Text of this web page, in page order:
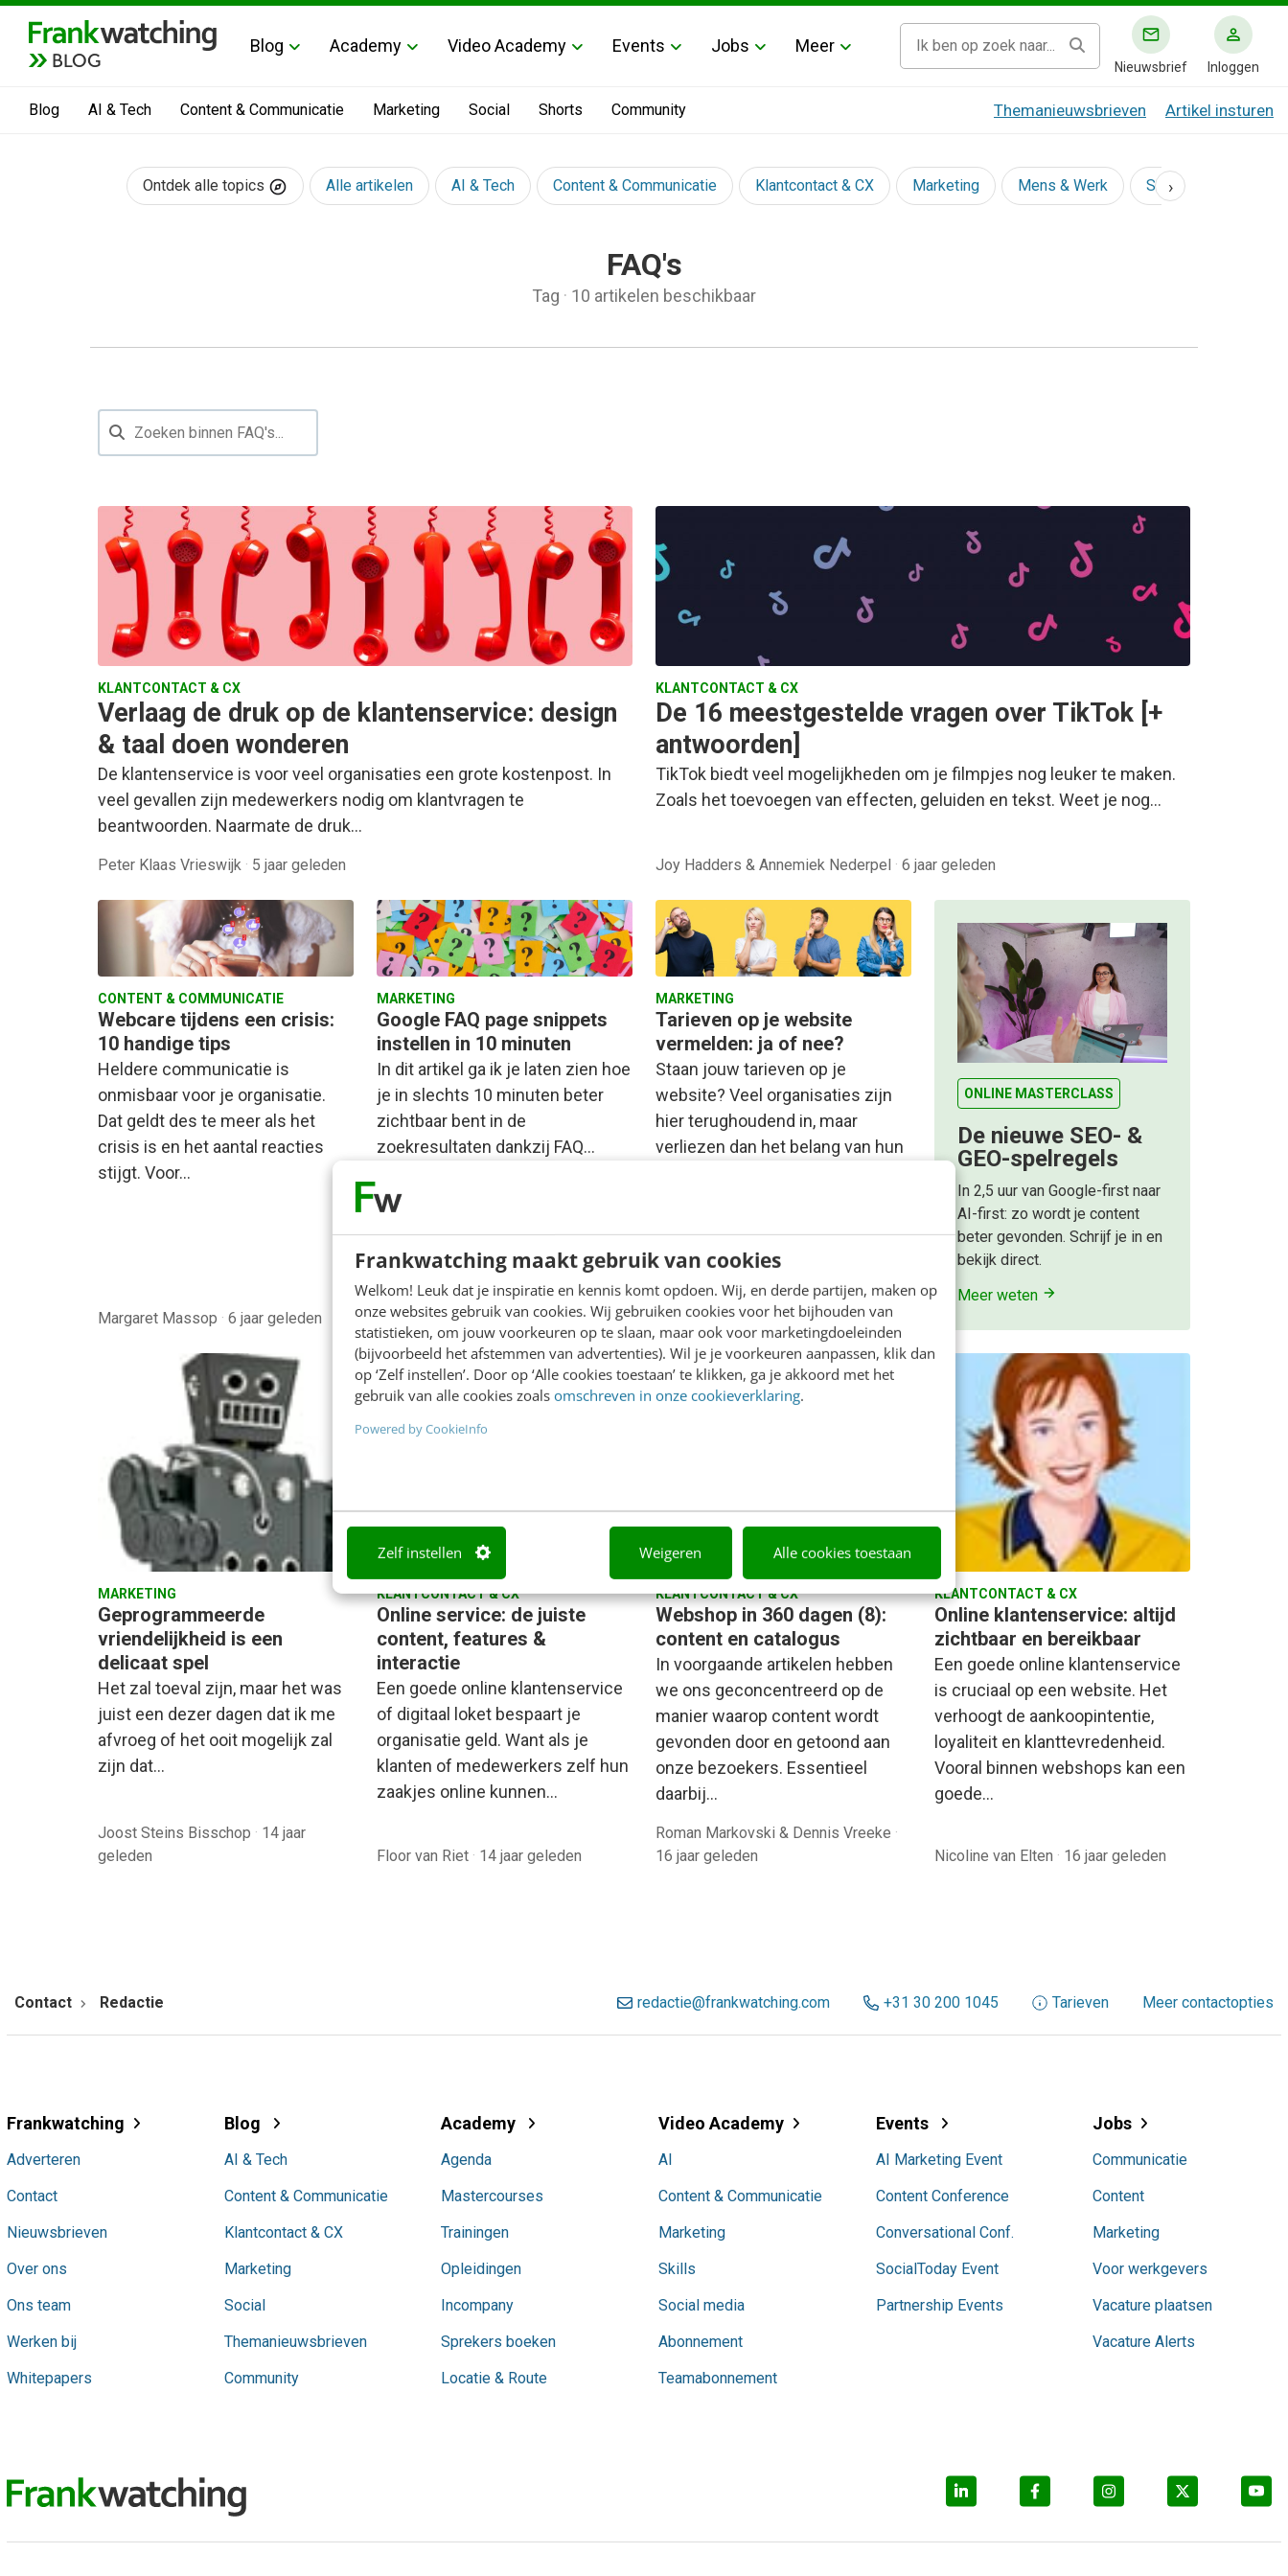
Frankwatching maakt gebruik van cookies
Welkom! Leuk dat je inspiratie en kennis komt opdoen. Wij, en derde partijen, maken op
onze websites gebruik van cookies. Wij gebruiken cookies voor het bijhouden van
statistieken, om jouw voorkeuren op te slaan, maar ook voor marketingdoeleinden
(bijvoorbeeld het afstemmen van advertenties). Wil je je voorkeuren aanpassen, klik dan
op ‘Zelf instellen’. Door op ‘Alle cookies toestaan’ te klikken, ga je akkoord met het
gebruik van alle cookies zoals omschreven in onze cookieverklaring.
Powered by CookieInfo
Zelf instellen Weigeren Alle cookies toestaan
BLOG
Blog Academy Video Academy Events Jobs Meer
Nieuwsbrief Inloggen
Blog AI & Tech Content & Communicatie Marketing Social Shorts Community Themanieuwsbrieven Artikel insturen
Ontdek alle topics Alle artikelen AI & Tech Content & Communicatie Klantcontact & CX Marketing Mens & Werk Social
›
FAQ's
Tag · 10 artikelen beschikbaar
KLANTCONTACT & CX
Verlaag de druk op de klantenservice: design
& taal doen wonderen
De klantenservice is voor veel organisaties een grote kostenpost. In
veel gevallen zijn medewerkers nodig om klantvragen te
beantwoorden. Naarmate de druk…
Peter Klaas Vrieswijk · 5 jaar geleden
KLANTCONTACT & CX
De 16 meestgestelde vragen over TikTok [+
antwoorden]
TikTok biedt veel mogelijkheden om je filmpjes nog leuker te maken.
Zoals het toevoegen van effecten, geluiden en tekst. Weet je nog…
Joy Hadders & Annemiek Nederpel · 6 jaar geleden
CONTENT & COMMUNICATIE
Webcare tijdens een crisis:
10 handige tips
Heldere communicatie is
onmisbaar voor je organisatie.
Dat geldt des te meer als het
crisis is en het aantal reacties
stijgt. Voor…
Margaret Massop · 6 jaar geleden
MARKETING
Google FAQ page snippets
instellen in 10 minuten
In dit artikel ga ik je laten zien hoe
je in slechts 10 minuten beter
zichtbaar bent in de
zoekresultaten dankzij FAQ…
Brent Maclaine Pont· 7 jaar geleden
MARKETING
Tarieven op je website
vermelden: ja of nee?
Staan jouw tarieven op je
website? Veel organisaties zijn
hier terughoudend in, maar
verliezen dan het belang van hun
Kelly de Greef· 7 jaar geleden
ONLINE MASTERCLASS
De nieuwe SEO- &
GEO-spelregels
In 2,5 uur van Google-first naar
AI-first: zo wordt je content
beter gevonden. Schrijf je in en
bekijk direct.
Meer weten
MARKETING
Geprogrammeerde
vriendelijkheid is een
delicaat spel
Het zal toeval zijn, maar het was
juist een dezer dagen dat ik me
afvroeg of het ooit mogelijk zal
zijn dat…
Joost Steins Bisschop · 14 jaar
geleden
KLANTCONTACT & CX
Online service: de juiste
content, features &
interactie
Een goede online klantenservice
of digitaal loket bespaart je
organisatie geld. Want als je
klanten of medewerkers zelf hun
zaakjes online kunnen…
Floor van Riet · 14 jaar geleden
KLANTCONTACT & CX
Webshop in 360 dagen (8):
content en catalogus
In voorgaande artikelen hebben
we ons geconcentreerd op de
manier waarop content wordt
gevonden door en getoond aan
onze bezoekers. Essentieel
daarbij…
Roman Markovski & Dennis Vreeke ·
16 jaar geleden
KLANTCONTACT & CX
Online klantenservice: altijd
zichtbaar en bereikbaar
Een goede online klantenservice
is cruciaal op een website. Het
verhoogt de aankoopintentie,
loyaliteit en klanttevredenheid.
Vooral binnen webshops kan een
goede…
Nicoline van Elten · 16 jaar geleden
Contact Redactie redactie@frankwatching.com +31 30 200 1045 Tarieven Meer contactopties
Frankwatching
Adverteren
Contact
Nieuwsbrieven
Over ons
Ons team
Werken bij
Whitepapers
Blog
AI & Tech
Content & Communicatie
Klantcontact & CX
Marketing
Social
Themanieuwsbrieven
Community
Academy
Agenda
Mastercourses
Trainingen
Opleidingen
Incompany
Sprekers boeken
Locatie & Route
Video Academy
AI
Content & Communicatie
Marketing
Skills
Social media
Abonnement
Teamabonnement
Events
AI Marketing Event
Content Conference
Conversational Conf.
SocialToday Event
Partnership Events
Jobs
Communicatie
Content
Marketing
Voor werkgevers
Vacature plaatsen
Vacature Alerts